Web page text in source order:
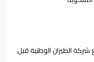
الطيران الوطنية قبل